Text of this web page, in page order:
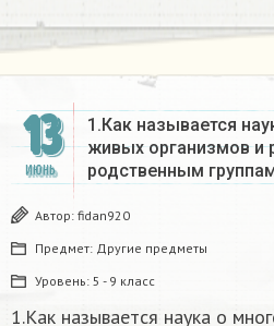
13
ИЮНЬ
1.Как называется
живых организмов и
родственным
Автор: fidan920
Предмет: Другие предметы
Уровень: 5 - 9 класс
1.Как называется наука о